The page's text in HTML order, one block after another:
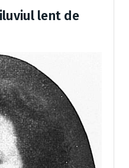
lent de